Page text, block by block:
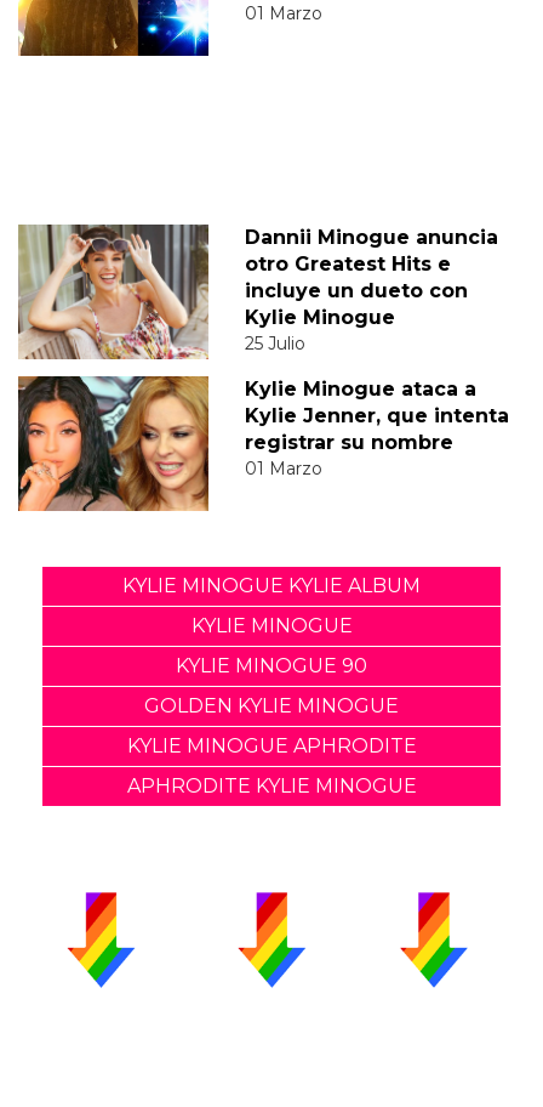
01 Marzo
Dannii Minogue anuncia
otro Greatest Hits e
incluye un dueto con
Kylie Minogue
25 Julio
Kylie Minogue ataca a
Kylie Jenner, que intenta
registrar su nombre
01 Marzo
KYLIE MINOGUE KYLIE ALBUM
KYLIE MINOGUE
KYLIE MINOGUE 90
GOLDEN KYLIE MINOGUE
KYLIE MINOGUE APHRODITE
APHRODITE KYLIE MINOGUE